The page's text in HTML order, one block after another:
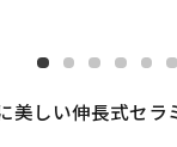
美しい伸長式セラ